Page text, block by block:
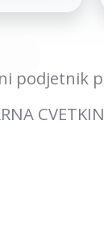
podjetnik